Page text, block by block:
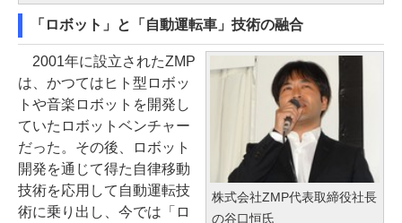
「ロボット」と「自動運転車」技術の融合
株式会社ZMP代表取締役社長
の谷口恒氏
2001年に設立されたZMP
は、かつてはヒト型ロボッ
トや音楽ロボットを開発し
ていたロボットベンチャー
だった。その後、ロボット
開発を通じて得た自律移動
技術を応用して自動運転技
術に乗り出し、今では「ロ